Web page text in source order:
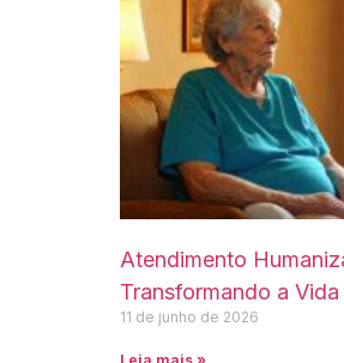
Atendimento
Transformando a
11 de junho de 2026